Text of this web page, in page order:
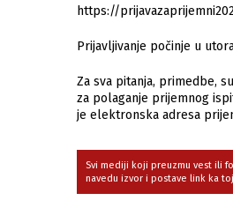
https://
Prijavljivanje počinje u
Za sva pitanja, primedbe,
za polaganje prijemnog
je elektronska adresa
Svi mediji koji preuzmu vest ili
navedu izvor i postave link ka